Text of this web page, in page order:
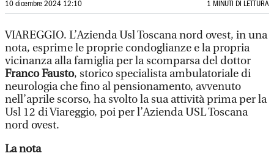
10 dicembre 2024 12:10 1 MINUTI DI LETTURA
VIAREGGIO. L’Azienda Usl Toscana nord ovest, in una
nota, esprime le proprie condoglianze e la propria
vicinanza alla famiglia per la scomparsa del dottor
Franco Fausto, storico specialista ambulatoriale di
neurologia che fino al pensionamento, avvenuto
nell’aprile scorso, ha svolto la sua attività prima per la
Usl 12 di Viareggio, poi per l’Azienda USL Toscana
nord ovest.
La nota